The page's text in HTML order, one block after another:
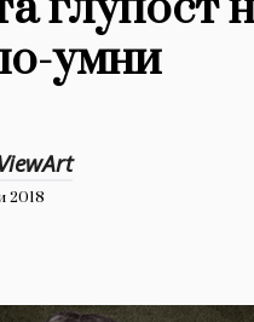
умни
2018